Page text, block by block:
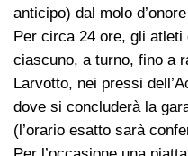
anticipo) dal molo
Per circa 24 ore, gli
ciascuno, a turno, fino a
Larvotto, nei pressi
dove si concluderà la
(l’orario esatto sarà